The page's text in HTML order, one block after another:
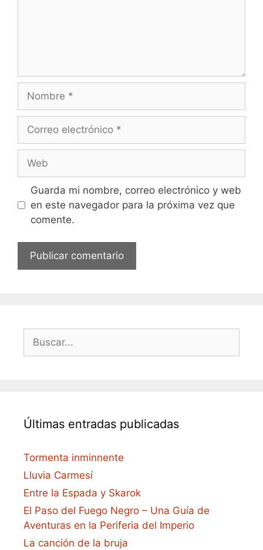
electrónico
Guarda mi nombre, correo electrónico y web
en este navegador para la próxima vez que
comente.
Buscar:
Últimas entradas publicadas
Tormenta inminnente
Lluvia Carmesí
Entre la Espada y Skarok
El Paso del Fuego Negro – Una Guía de
Aventuras en la Periferia del Imperio
La canción de la bruja